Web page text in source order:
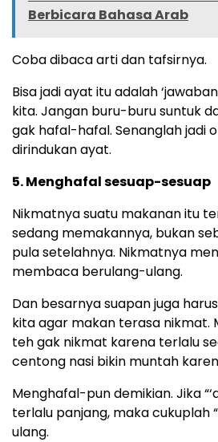
Berbicara Bahasa Arab
Coba dibaca arti dan tafsirnya.
Bisa jadi ayat itu adalah
kita. Jangan buru-buru suntuk
gak hafal-hafal. Senanglah jadi
dirindukan ayat.
5. Menghafal sesuap-sesuap
Nikmatnya suatu makanan itu
sedang memakannya, bukan
pula setelahnya. Nikmatnya
membaca berulang-ulang.
Dan besarnya suapan juga
kita agar makan terasa nikmat.
teh gak nikmat karena terlalu
centong nasi bikin muntah
Menghafal-pun demikian. Jika
terlalu panjang, maka cukuplah
ulang.